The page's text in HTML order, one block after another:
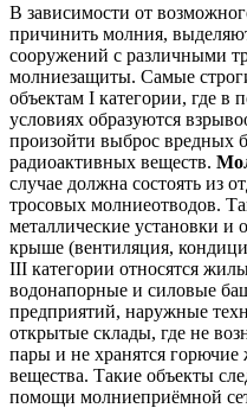
В зависимости от
причинить молния,
сооружений с различными
молниезащиты. Самые
объектам I категории, где
условиях образуются
произойти выброс вредных
радиоактивных веществ.
случае должна состоять из
тросовых молниеотводов.
металлические установки и
крыше (вентиляция,
III категории относятся
водонапорные и силовые
предприятий, наружные
открытые склады, где не
пары и не хранятся
вещества. Такие объекты
помощи молниеприёмной